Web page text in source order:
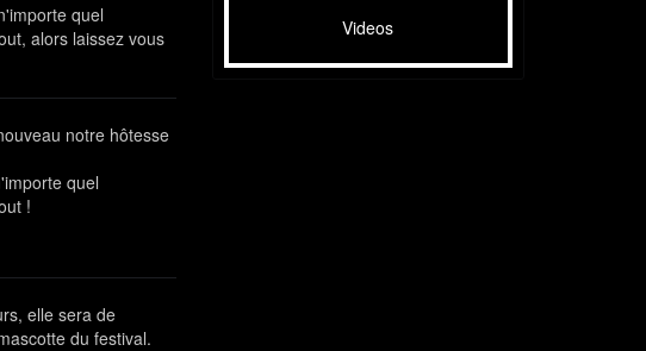
quel
alors laissez vous
notre hôtesse
quel
!
elle sera de
du festival.
Videos